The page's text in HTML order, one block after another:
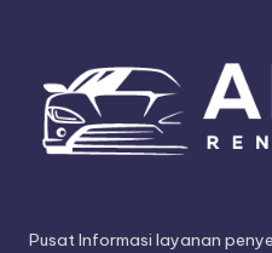
Pusat Informasi layanan